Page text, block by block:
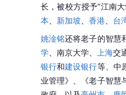
长，被校方授予“江南
本
新加坡 香港
台
姚淦铭还将老子的智慧
学 、南京大学、 上海交
银行和建设银行等、中
业管理》、《老子智慧